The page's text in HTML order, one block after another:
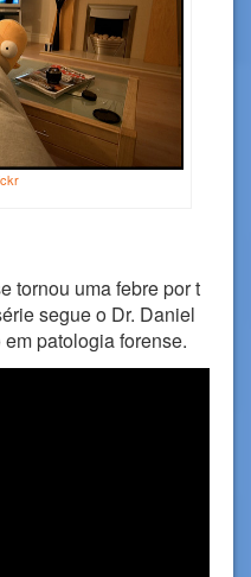
tornou uma febre por t
segue o Dr. Daniel
patologia forense.